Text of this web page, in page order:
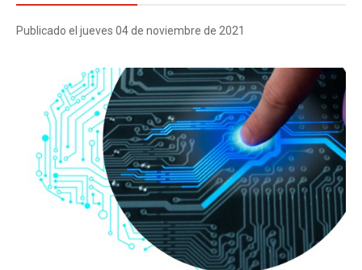
Publicado el jueves 04 de noviembre de 2021